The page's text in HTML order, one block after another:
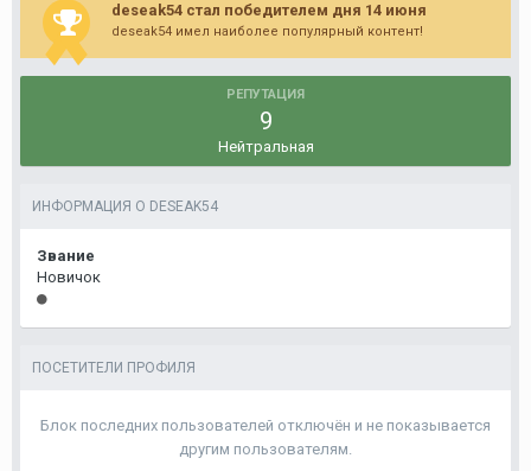
deseak54 стал победителем дня 14 июня
deseak54 имел наиболее популярный контент!
РЕПУТАЦИЯ
9
Нейтральная
ИНФОРМАЦИЯ О DESEAK54
Звание
Новичок
ПОСЕТИТЕЛИ ПРОФИЛЯ
Блок последних пользователей отключён и не показывается
другим пользователям.